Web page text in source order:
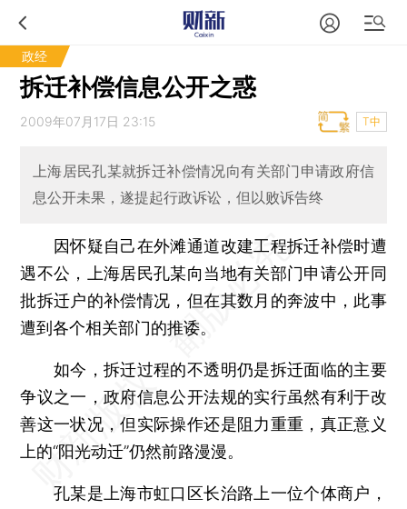
政经
拆迁补偿信息公开之惑
2009年07月17日 23:15 T中
上海居民孔某就拆迁补偿情况向有关部门申请政府信
息公开未果，遂提起行政诉讼，但以败诉告终
因怀疑自己在外滩通道改建工程拆迁补偿时遭
遇不公，上海居民孔某向当地有关部门申请公开同
批拆迁户的补偿情况，但在其数月的奔波中，此事
遭到各个相关部门的推诿。
如今，拆迁过程的不透明仍是拆迁面临的主要
争议之一，政府信息公开法规的实行虽然有利于改
善这一状况，但实际操作还是阻力重重，真正意义
上的“阳光动迁”仍然前路漫漫。
孔某是上海市虹口区长治路上一位个体商户，